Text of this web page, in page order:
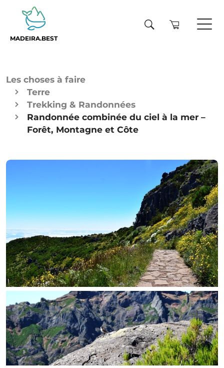
MADEIRA.BEST
Les choses à faire
Terre
Trekking & Randonnées
Randonnée combinée du ciel à la mer –
Forêt, Montagne et Côte